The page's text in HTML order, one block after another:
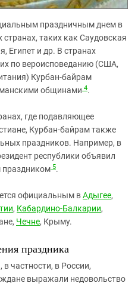
праздничным днем в
таких как Саудовская
Египет и др. В странах
по вероисповеданию (США,
Курбан-байрам
общинами 4.
где подавляющее
Курбан-байрам также
праздников. Например, в
республики объявил
5.
официальным вАдыгее,
, Кабардино-Балкарии,
Чечне, Крыму.
праздника
частности, в России,
выражали недовольство